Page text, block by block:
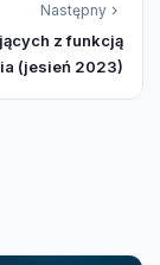
Następny
z funkcją
(jesień 2023)